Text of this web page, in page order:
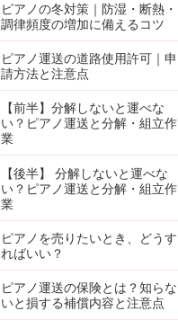
ピアノの冬対策｜防湿・断熱・
調律頻度の増加に備えるコツ
ピアノ運送の道路使用許可｜申
請方法と注意点
【前半】分解しないと運べな
い？ピアノ運送と分解・組立作
業
【後半】 分解しないと運べな
い？ピアノ運送と分解・組立作
業
ピアノを売りたいとき、どうす
ればいい？
ピアノ運送の保険とは？知らな
いと損する補償内容と注意点